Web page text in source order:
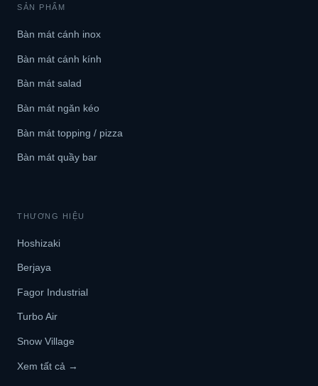
SẢN PHẨM
Bàn mát cánh inox
Bàn mát cánh kính
Bàn mát salad
Bàn mát ngăn kéo
Bàn mát topping / pizza
Bàn mát quầy bar
THƯƠNG HIỆU
Hoshizaki
Berjaya
Fagor Industrial
Turbo Air
Snow Village
Xem tất cả →